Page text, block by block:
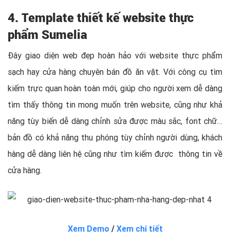
4. Template thiết kế website thực
phẩm Sumelia
Đây giao diện web đẹp hoàn hảo với website thực phẩm
sạch hay cửa hàng chuyên bán đồ ăn vặt. Với công cụ tìm
kiếm trực quan hoàn toàn mới, giúp cho người xem dễ dàng
tìm thấy thông tin mong muốn trên website, cũng như khả
năng tùy biến dễ dàng chỉnh sửa được màu sắc, font chữ…
bản đồ có khả năng thu phóng tùy chỉnh người dùng, khách
hàng dễ dàng liên hệ cũng như tìm kiếm được thông tin về
cửa hàng.
Xem Demo / Xem chi tiết